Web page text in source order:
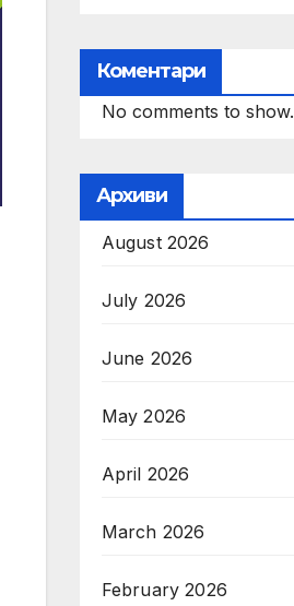
Коментари
No comments to show.
Архиви
August 2026
July 2026
June 2026
May 2026
April 2026
March 2026
February 2026